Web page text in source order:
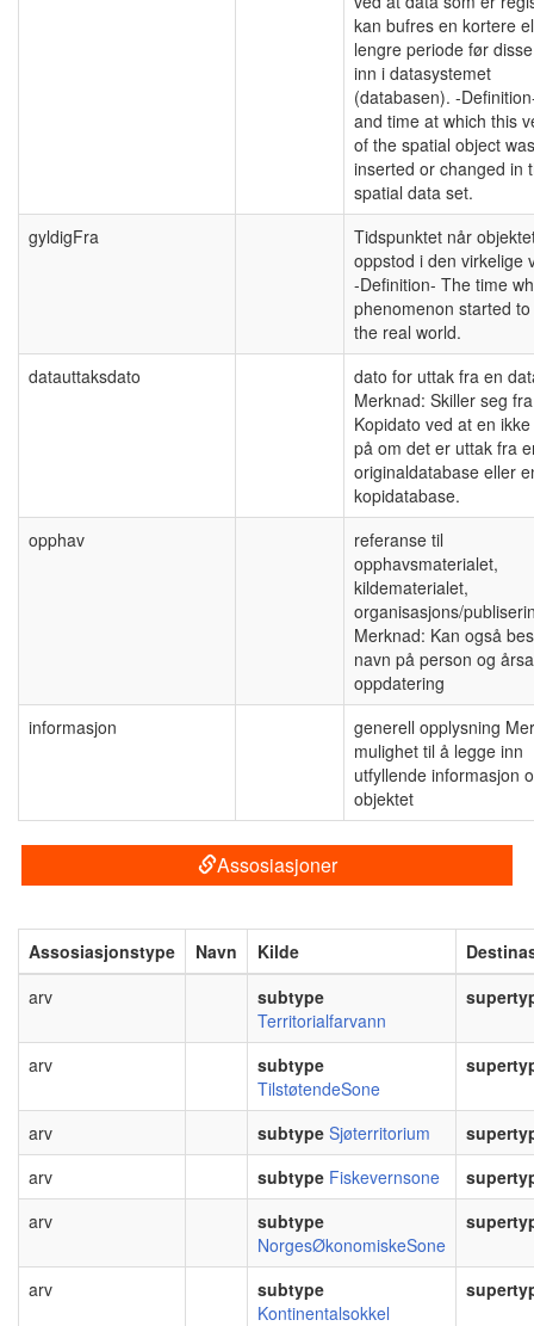
kan bufres en kortere
lengre periode før
inn i datasystemet
(databasen). -
and time at which this
of the spatial object was
inserted or changed in
spatial data set.
gyldigFra
Tidspunktet når
oppstod i den virkelige
-Definition- The time
phenomenon started
the real world.
datauttaksdato
dato for uttak fra en
Merknad: Skiller seg fra
Kopidato ved at en
på om det er uttak fra
originaldatabase eller
kopidatabase.
opphav
referanse til
opphavsmaterialet,
kildematerialet,
organisasjons/
Merknad: Kan også
navn på person og
oppdatering
informasjon
generell opplysning
mulighet til å legge inn
utfyllende informasjon
objektet
Assosiasjoner
Assosiasjonstype Navn Kilde
arv
subtype
Territorialfarvann
arv
subtype
TilstøtendeSone
arv subtype Sjøterritorium
arv
subtype Fiskevernsone
arv
subtype
NorgesØkonomiskeSone
arv
subtype
Kontinentalsokkel